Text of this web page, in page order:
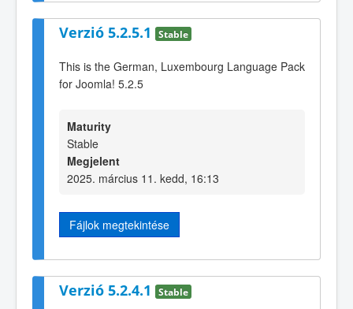
Verzió 5.2.5.1 Stable
This is the German, Luxembourg Language Pack
for Joomla! 5.2.5
Maturity
Stable
Megjelent
2025. március 11. kedd, 16:13
Fájlok megtekintése
Verzió 5.2.4.1 Stable